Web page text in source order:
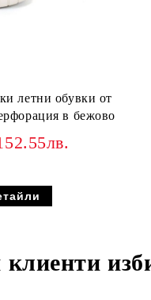
летни обувки от
в бежово